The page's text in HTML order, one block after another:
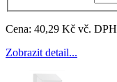
Cena: 40,29 Kč vč. DPH
Zobrazit detail...